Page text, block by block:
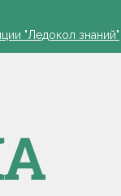
"Ледокол знаний"
области
"Ледокол знаний"
области